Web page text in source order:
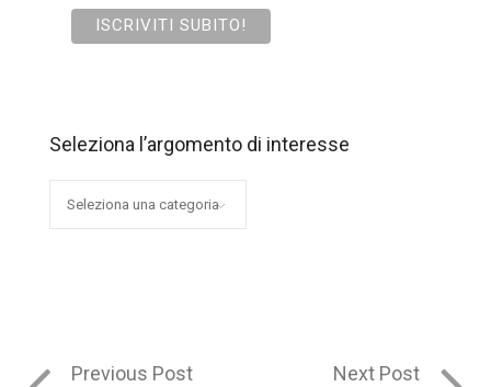
Seleziona l’argomento di interesse
Previous Post Next Post